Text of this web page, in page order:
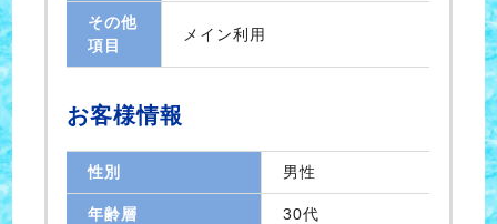
その他
項目
メイン利用
お客様情報
性別 男性
年齢層 30代